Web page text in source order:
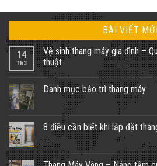
BÀI VIẾT
14
Th3
Vệ sinh thang máy gia đình –
thuật
Không
bình
thang
máy
gia
đình
–
Danh mục bảo trì thang máy
luận
ở
Danh
mục
bảo
trì
8 điều cần biết khi lắp đặt
Không
có
bình
luận